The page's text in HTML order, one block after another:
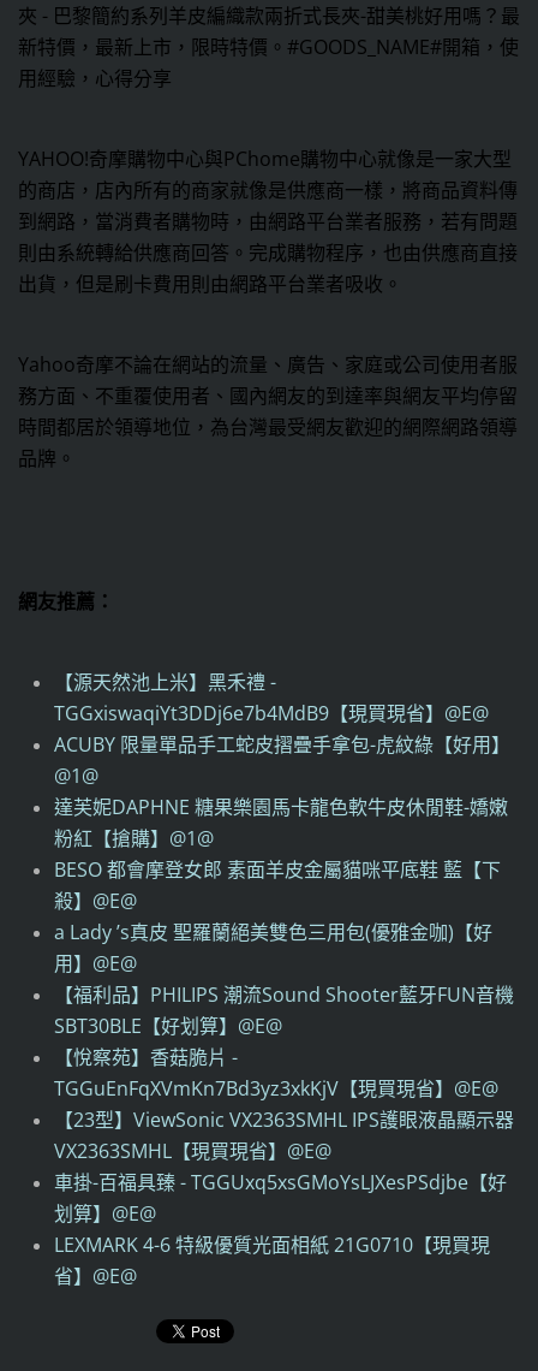
夾 - 巴黎簡約系列羊皮編織款兩折式長夾-甜美桃好用嗎？最
新特價，最新上市，限時特價。#GOODS_NAME#開箱，使
用經驗，心得分享
YAHOO!奇摩購物中心與PChome購物中心就像是一家大型
的商店，店內所有的商家就像是供應商一樣，將商品資料傳
到網路，當消費者購物時，由網路平台業者服務，若有問題
則由系統轉給供應商回答。完成購物程序，也由供應商直接
出貨，但是刷卡費用則由網路平台業者吸收。
Yahoo奇摩不論在網站的流量、廣告、家庭或公司使用者服
務方面、不重覆使用者、國內網友的到達率與網友平均停留
時間都居於領導地位，為台灣最受網友歡迎的網際網路領導
品牌。
網友推薦：
【源天然池上米】黑禾禮 -
TGGxiswaqiYt3DDj6e7b4MdB9【現買現省】@E@
ACUBY 限量單品手工蛇皮摺疊手拿包-虎紋綠【好用】
@1@
達芙妮DAPHNE 糖果樂園馬卡龍色軟牛皮休閒鞋-嬌嫩
粉紅【搶購】@1@
BESO 都會摩登女郎 素面羊皮金屬貓咪平底鞋 藍【下
殺】@E@
a Lady ’s真皮 聖羅蘭絕美雙色三用包(優雅金咖)【好
用】@E@
【福利品】PHILIPS 潮流Sound Shooter藍牙FUN音機
SBT30BLE【好划算】@E@
【悅察苑】香菇脆片 -
TGGuEnFqXVmKn7Bd3yz3xkKjV【現買現省】@E@
【23型】ViewSonic VX2363SMHL IPS護眼液晶顯示器
VX2363SMHL【現買現省】@E@
車掛-百福具臻 - TGGUxq5xsGMoYsLJXesPSdjbe【好
划算】@E@
LEXMARK 4-6 特級優質光面相紙 21G0710【現買現
省】@E@